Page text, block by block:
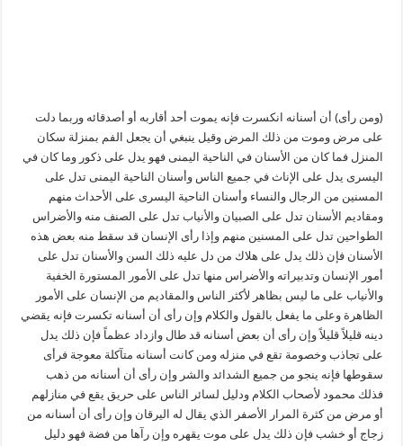
(ومن رأى) أن أسنانه انكسرت فإنه يموت أحد أقاربه أو أصدقائه وربما دلت
على مرض وموت من ذلك المرض وقيل ينبغي أن يجعل الفم بمنزلة سكان
المنزل فما كان من الأسنان في الناحية اليمنى فهو يدل على ذكور وما كان في
اليسرى يدل على الإناث في جميع الناس وأسنان الناحية اليمنى تدل على
المسنين من الرجال والنساء وأسنان الناحية اليسرى على الأحداث منهم
ومقاديم الأسنان تدل على الصبيان والأنياب تدل على الصنف منه والأضراس
الطواحين تدل على المسنين منهم وإذا رأى الإنسان قد سقط منه بعض هذه
الأسنان فإن ذلك يدل على هلاك من دل عليه ذلك السن والأسنان تدل على
أمور الإنسان وتدبيراته والأضراس منها تدل على الأمور المستورة الخفية
والأنياب على ما ليس بظاهر لأكثر الناس والمقاديم من الإنسان على الأمور
الظاهرة وعلى ما يفعل بالقول والكلام وإن رأى أن أسنانه تكسرت فإنه يقضي
دينه قليلاً قليلاً وإن رأى أن بعض أسنانه قد طال وازداد عظماً فإن ذلك يدل
على تجاذب وخصومة تقع في منزله ومن كانت أسنانه متآكلة معوجة فرأى
سقوطها فإنه ينجو من جميع الشدائد والشر وإن رأى أن أسنانه من ذهب
فذلك محمود لأصحاب الكلام ودليل لسائر الناس على حريق يقع في منازلهم
أو مرض من كثرة المرار الأصفر الذي يقال له اليرقان وإن رأى أن أسنانه من
زجاج أو خشب فإن ذلك يدل على موت يقهره وإن رآها من فضة فهو دليل